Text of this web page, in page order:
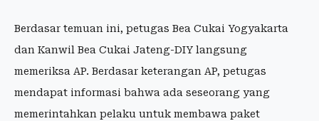
Berdasar temuan ini, petugas Bea Cukai Yogyakarta
dan Kanwil Bea Cukai Jateng-DIY langsung
memeriksa AP. Berdasar keterangan AP, petugas
mendapat informasi bahwa ada seseorang yang
memerintahkan pelaku untuk membawa paket